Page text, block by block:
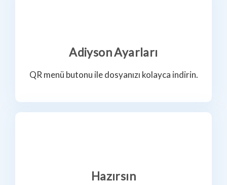
Adiyson Ayarları
QR menü butonu ile dosyanızı kolayca indirin.
Hazırsın